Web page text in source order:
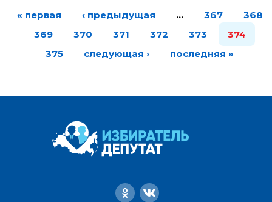
« первая ‹ предыдущая … 367
368
369
370 371 372 373
374
375
следующая › последняя »